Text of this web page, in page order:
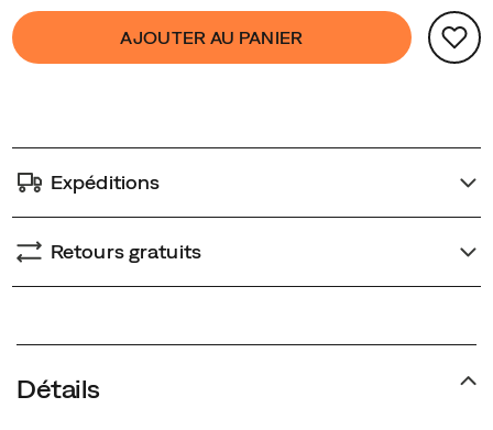
and
just
another
It’s
the
Product
Actions
Add
to
false
AJOUTER AU PANIER
Expéditions
Retours gratuits
Détails